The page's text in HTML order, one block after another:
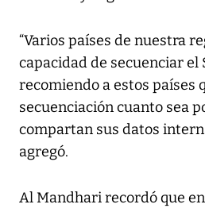
“Varios países de nuestra
capacidad de secuenciar el
recomiendo a estos países
secuenciación cuanto sea
compartan sus datos
agregó.
Al Mandhari recordó que